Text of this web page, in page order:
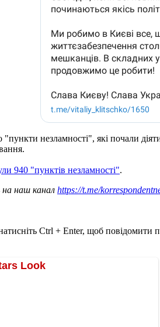
незламності", які почали
940 "пунктів незламності".
на наш канал https://t.me/
Ctrl + Enter, щоб повідомити